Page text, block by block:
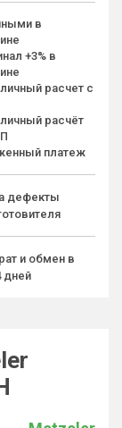
в
+3% в
расчет с
расчёт
платеж
дефекты
и обмен в
дней